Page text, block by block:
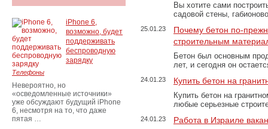
Вы хотите сами
садовой стены,
25.01.23
Почему бетон по-
строительным
Бетон был основным
лет, и сегодня он
24.01.23 Купить бетон на
Купить бетон на
любые серьезные
24.01.23 Работа в Израиле
iPhone 6,
возможно, будет
поддерживать
беспроводную
зарядку
Телефоны
Невероятно, но
«осведомленные источники»
уже обсуждают будущий iPhone
6, несмотря на то, что даже
пятая …